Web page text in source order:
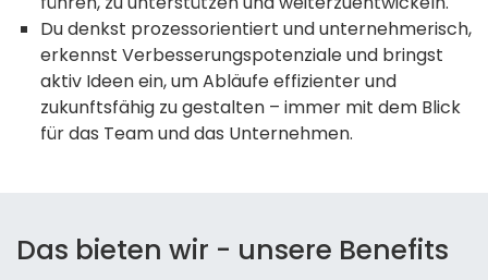
Du denkst prozessorientiert und unternehmerisch,
erkennst Verbesserungspotenziale und bringst
aktiv Ideen ein, um Abläufe effizienter und
zukunftsfähig zu gestalten – immer mit dem Blick
für das Team und das Unternehmen.
Das bieten wir - unsere Benefits